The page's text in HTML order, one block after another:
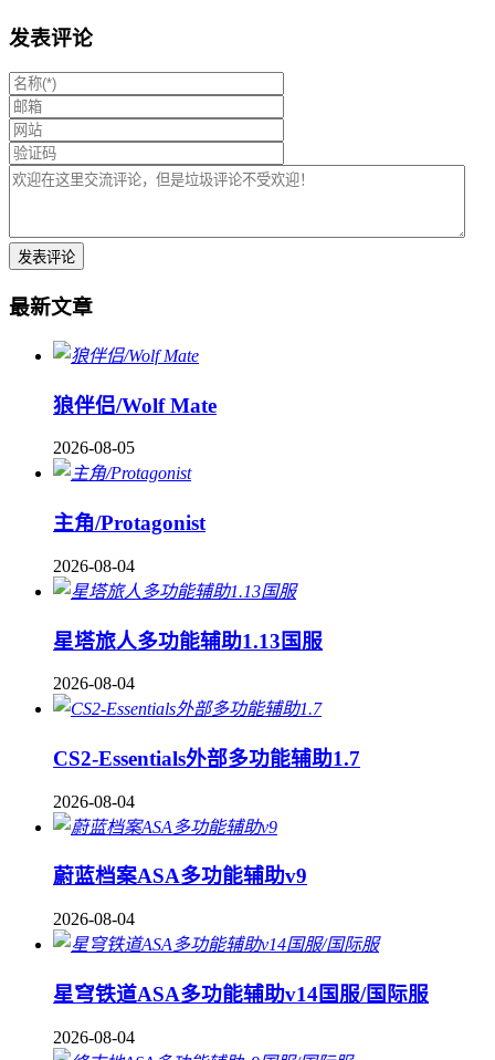
发表评论
最新文章
狼伴侣/Wolf Mate
2026-08-05
主角/Protagonist
2026-08-04
星塔旅人多功能辅助1.13国服
2026-08-04
CS2-Essentials外部多功能辅助1.7
2026-08-04
蔚蓝档案ASA多功能辅助v9
2026-08-04
星穹铁道ASA多功能辅助v14国服/国际服
2026-08-04